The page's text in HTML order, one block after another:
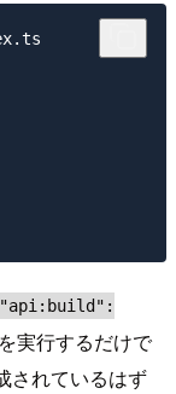
"api:build":
を実行するだけで
されているはず